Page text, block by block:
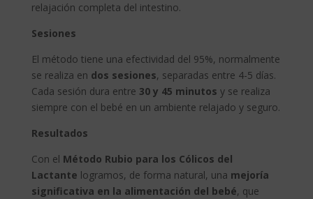
relajación completa del intestino.
Sesiones
El método tiene una efectividad del 95%, normalmente
se realiza en dos sesiones, separadas entre 4-5 días.
Cada sesión dura entre 30 y 45 minutos y se realiza
siempre con el bebé en un ambiente relajado y seguro.
Resultados
Con el Método Rubio para los Cólicos del
Lactante logramos, de forma natural, una mejoría
significativa en la alimentación del bebé, que